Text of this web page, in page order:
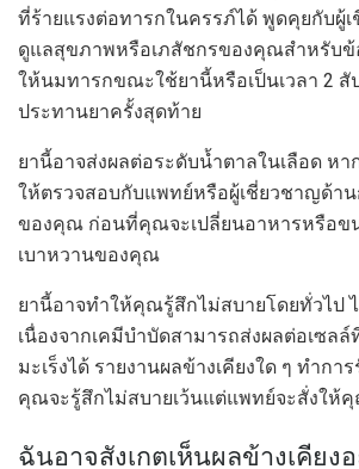
ที่ร้ายแรงต่อทารกในครรภ์ได้ พูดคุยกับผู้
ดูแลสุขภาพหรือเภสัชกรของคุณสำหรับข้
ให้นมทารกขณะใช้ยานี้หรือเป็นเวลา 2 สั
ประทานยาครั้งสุดท้าย
ยานี้อาจส่งผลต่อระดับน้ำตาลในเลือด ห
ให้ตรวจสอบกับแพทย์หรือผู้เชี่ยวชาญด้า
ของคุณ ก่อนที่คุณจะเปลี่ยนอาหารหรือข
เบาหวานของคุณ
ยานี้อาจทำให้คุณรู้สึกไม่สบายโดยทั่วไป
เนื่องจากเคมีบำบัดสามารถส่งผลต่อเซลล์
มะเร็งได้ รายงานผลข้างเคียงใด ๆ ทำกา
คุณจะรู้สึกไม่สบายเว้นแต่แพทย์จะสั่งให้
ฉันอาจสังเกตเห็นผลข้างเคียง